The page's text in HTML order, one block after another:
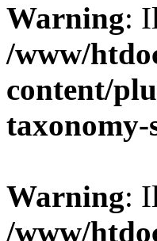
Warning:
/www/
content/
Warning:
/www/